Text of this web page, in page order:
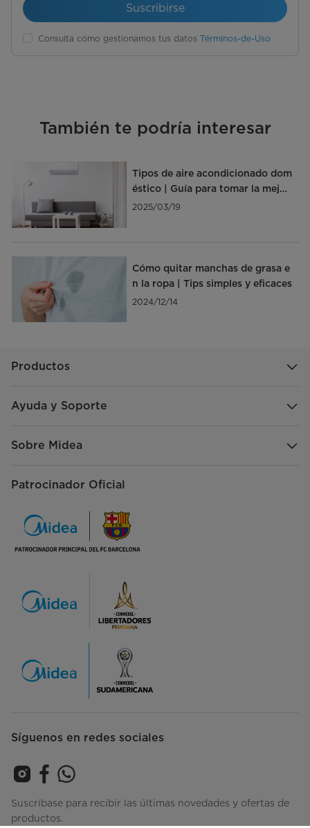
Suscribirse
Consulta cómo gestionamos tus datos Términos-de-Uso
También te podría interesar
Tipos de aire acondicionado dom
éstico | Guía para tomar la mejor
decisión
2025/03/19
Cómo quitar manchas de grasa e
n la ropa | Tips simples y eficaces
2024/12/14
Productos
Ayuda y Soporte
Sobre Midea
Patrocinador Oficial
Síguenos en redes sociales
Suscríbase para recibir las últimas novedades y ofertas de
productos.